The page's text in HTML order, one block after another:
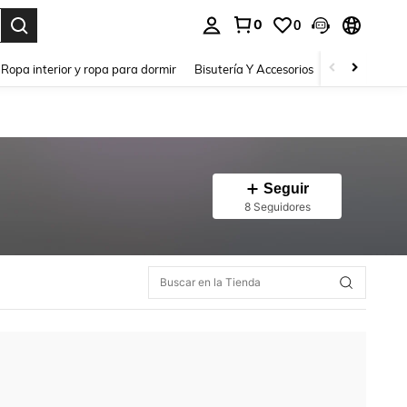
0 0
Ropa interior y ropa para dormir Bisutería Y Accesorios Zapatos
Seguir
8 Seguidores